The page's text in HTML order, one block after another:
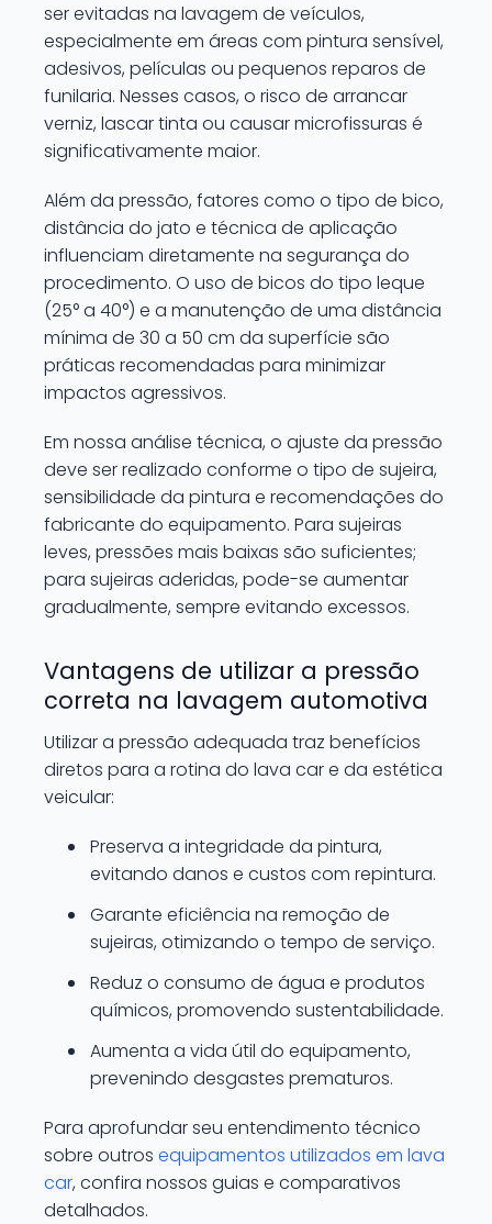
ser evitadas na lavagem de veículos,
especialmente em áreas com pintura sensível,
adesivos, películas ou pequenos reparos de
funilaria. Nesses casos, o risco de arrancar
verniz, lascar tinta ou causar microfissuras é
significativamente maior.
Além da pressão, fatores como o tipo de bico,
distância do jato e técnica de aplicação
influenciam diretamente na segurança do
procedimento. O uso de bicos do tipo leque
(25° a 40°) e a manutenção de uma distância
mínima de 30 a 50 cm da superfície são
práticas recomendadas para minimizar
impactos agressivos.
Em nossa análise técnica, o ajuste da pressão
deve ser realizado conforme o tipo de sujeira,
sensibilidade da pintura e recomendações do
fabricante do equipamento. Para sujeiras
leves, pressões mais baixas são suficientes;
para sujeiras aderidas, pode-se aumentar
gradualmente, sempre evitando excessos.
Vantagens de utilizar a pressão
correta na lavagem automotiva
Utilizar a pressão adequada traz benefícios
diretos para a rotina do lava car e da estética
veicular:
Preserva a integridade da pintura,
evitando danos e custos com repintura.
Garante eficiência na remoção de
sujeiras, otimizando o tempo de serviço.
Reduz o consumo de água e produtos
químicos, promovendo sustentabilidade.
Aumenta a vida útil do equipamento,
prevenindo desgastes prematuros.
Para aprofundar seu entendimento técnico
sobre outros equipamentos utilizados em lava
car, confira nossos guias e comparativos
detalhados.